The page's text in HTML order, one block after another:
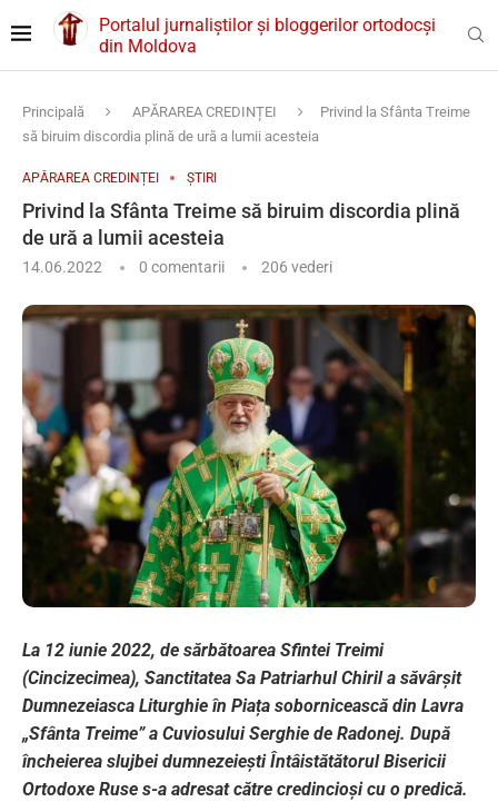
Portalul jurnaliștilor și bloggerilor ortodocși
din Moldova
Principală APĂRAREA CREDINȚEI
Privind la Sfânta Treime
să biruim discordia plină de ură a lumii acesteia
APĂRAREA CREDINȚEI ȘTIRI
Privind la Sfânta Treime să biruim discordia plină
de ură a lumii acesteia
14.06.2022 0 comentarii 206 vederi
La 12 iunie 2022, de sărbătoarea Sfintei Treimi
(Cincizecimea), Sanctitatea Sa Patriarhul Chiril a săvârșit
Dumnezeiasca Liturghie în Piața sobornicească din Lavra
„Sfânta Treime” a Cuviosului Serghie de Radonej. După
încheierea slujbei dumnezeiești Întâistătătorul Bisericii
Ortodoxe Ruse s-a adresat către credincioși cu o predică.